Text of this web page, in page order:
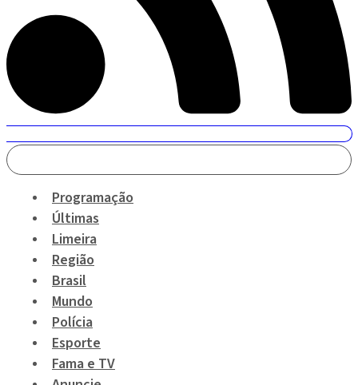
Programação
Últimas
Limeira
Região
Brasil
Mundo
Polícia
Esporte
Fama e TV